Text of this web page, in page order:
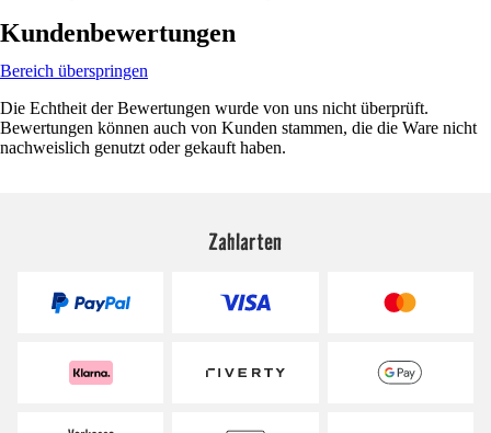
Kundenbewertungen
Bereich überspringen
Die Echtheit der Bewertungen wurde von uns nicht überprüft.
Bewertungen können auch von Kunden stammen, die die Ware nicht
nachweislich genutzt oder gekauft haben.
Zahlarten